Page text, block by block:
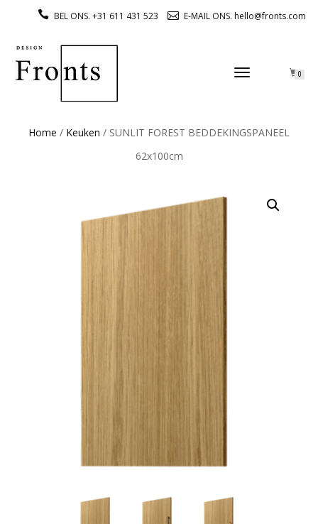
BEL ONS. +31 611 431 523 E-MAIL ONS. hello@fronts.com
TOGGLE
0
Home / Keuken / SUNLIT FOREST BEDDEKINGSPANEEL
62x100cm